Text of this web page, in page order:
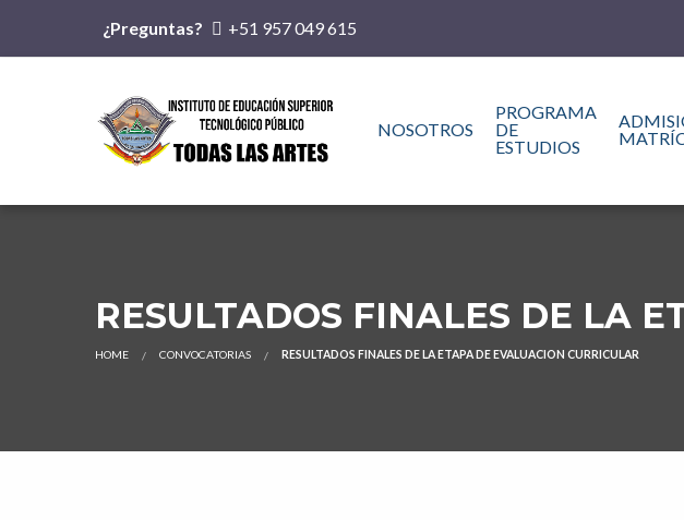
¿Preguntas? +51 957 049 615
NOSOTROS
PROGRAMA
DE
ESTUDIOS
RESULTADOS FINALES DE LA
HOME CONVOCATORIAS RESULTADOS FINALES DE LA ETAPA DE EVALUACION CURRICULAR